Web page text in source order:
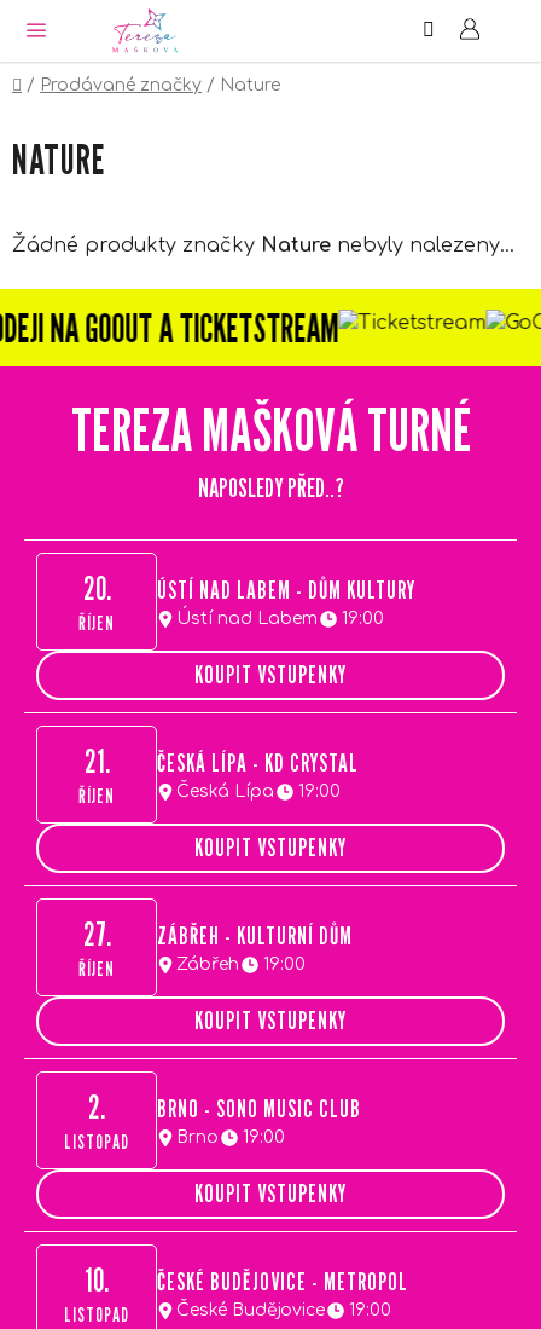
obsah
Domů
/ Prodávané značky / Nature
NATURE
Žádné produkty značky Nature nebyly nalezeny...
NA GOOUT A TICKETSTREAM
TEREZA MAŠKOVÁ TURNÉ
NAPOSLEDY PŘED..?
20.
ŘÍJEN
ÚSTÍ NAD LABEM - DŮM KULTURY
Ústí nad Labem 19:00
KOUPIT VSTUPENKY
21.
ŘÍJEN
ČESKÁ LÍPA - KD CRYSTAL
Česká Lípa 19:00
KOUPIT VSTUPENKY
27.
ŘÍJEN
ZÁBŘEH - KULTURNÍ DŮM
Zábřeh 19:00
KOUPIT VSTUPENKY
2.
LISTOPAD
BRNO - SONO MUSIC CLUB
Brno 19:00
KOUPIT VSTUPENKY
10.
LISTOPAD
ČESKÉ BUDĚJOVICE - METROPOL
České Budějovice 19:00